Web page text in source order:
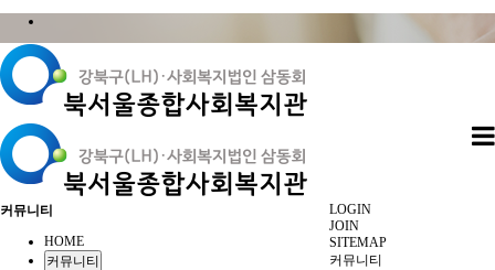
LOGIN
JOIN
SITEMAP
커뮤니티
커뮤니티
HOME
커뮤니티